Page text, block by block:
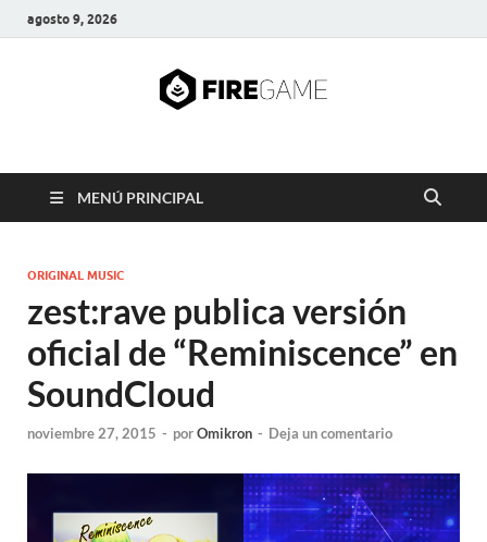
agosto 9, 2026
FIRE GAME
MENÚ PRINCIPAL
ORIGINAL MUSIC
zest:rave publica versión
oficial de “Reminiscence” en
SoundCloud
noviembre 27, 2015 - porOmikron - Deja un comentario